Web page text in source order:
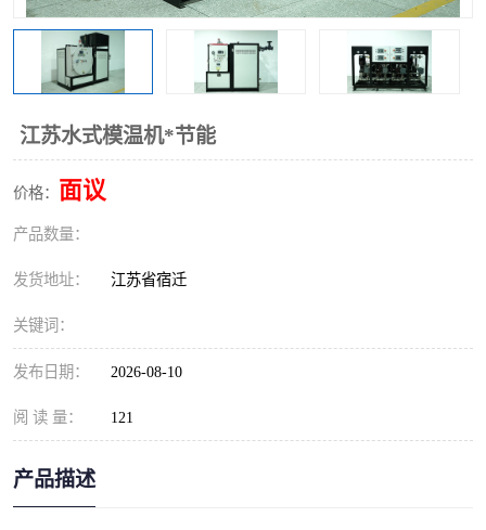
江苏水式模温机*节能
价格： 面议
产品数量：
发货地址： 江苏省宿迁
关键词：
发布日期： 2026-08-10
阅 读 量： 121
产品描述